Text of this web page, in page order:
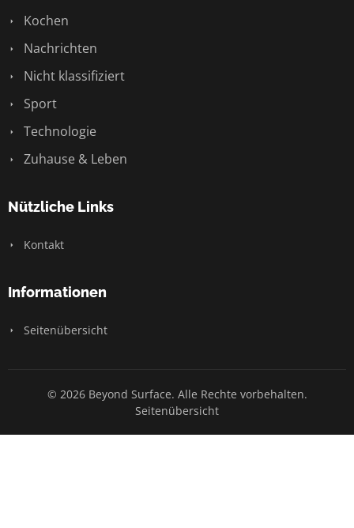
Kochen
Nachrichten
Nicht klassifiziert
Sport
Technologie
Zuhause & Leben
Nützliche Links
Kontakt
Informationen
Seitenübersicht
© 2026 Beyond Surface. Alle Rechte vorbehalten.
Seitenübersicht